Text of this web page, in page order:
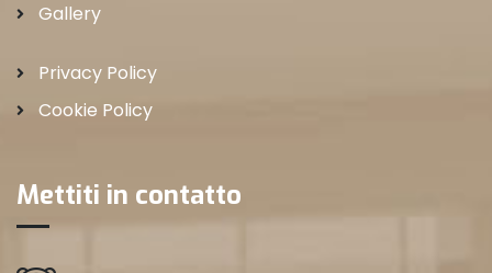
Gallery
Privacy Policy
Cookie Policy
Mettiti in contatto